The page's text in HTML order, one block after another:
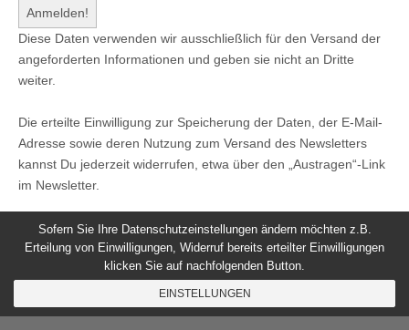
Diese Daten verwenden wir ausschließlich für den Versand der
angeforderten Informationen und geben sie nicht an Dritte
weiter.
Die erteilte Einwilligung zur Speicherung der Daten, der E-Mail-
Adresse sowie deren Nutzung zum Versand des Newsletters
kannst Du jederzeit widerrufen, etwa über den „Austragen“-Link
im Newsletter.
Sofern Sie Ihre Datenschutzeinstellungen ändern möchten z.B.
Erteilung von Einwilligungen, Widerruf bereits erteilter Einwilligungen
klicken Sie auf nachfolgenden Button.
EINSTELLUNGEN